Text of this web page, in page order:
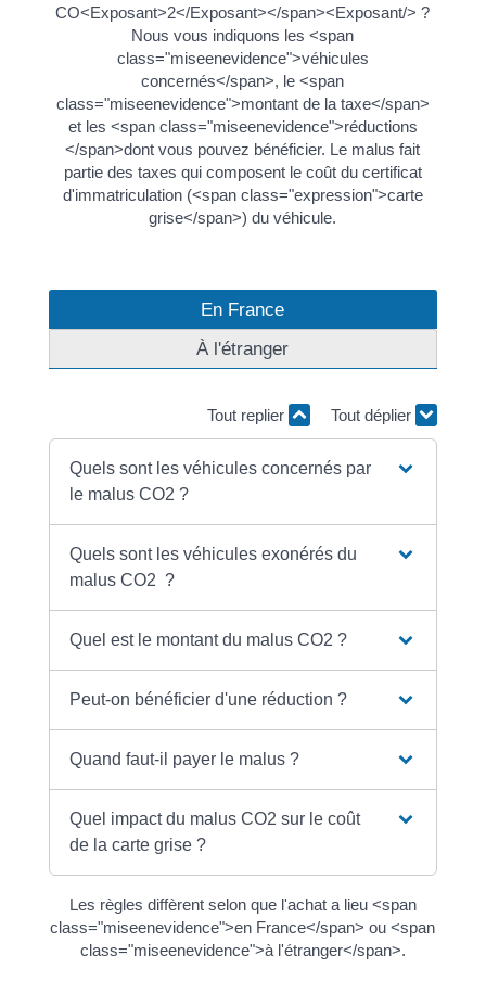
CO<Exposant>2</Exposant></span><Exposant/> ?
Nous vous indiquons les <span
class="miseenevidence">véhicules
concernés</span>, le <span
class="miseenevidence">montant de la taxe</span>
et les <span class="miseenevidence">réductions
</span>dont vous pouvez bénéficier. Le malus fait
partie des taxes qui composent le coût du certificat
d'immatriculation (<span class="expression">carte
grise</span>) du véhicule.
En France
À l'étranger
Tout replier Tout déplier
Quels sont les véhicules concernés par
le malus CO2 ?
Quels sont les véhicules exonérés du
malus CO2 ?
Quel est le montant du malus CO2 ?
Peut-on bénéficier d'une réduction ?
Quand faut-il payer le malus ?
Quel impact du malus CO2 sur le coût
de la carte grise ?
Les règles diffèrent selon que l'achat a lieu <span
class="miseenevidence">en France</span> ou <span
class="miseenevidence">à l'étranger</span>.